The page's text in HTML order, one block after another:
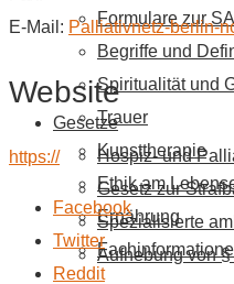
Formulare zur
Begriffe und
Spiritualität und
Trauer
Kunsttherapie
Ethik am
Ernährung
Gesetze
Hospiz- und
Gesetz zur
Spezialisierte
Aufhebung von
E-Mail: Palliativnetz-berlin-
Website
https://
Facebook
Twitter
Reddit